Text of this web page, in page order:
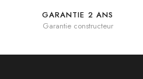
GARANTIE 2 ANS
Garantie constructeur